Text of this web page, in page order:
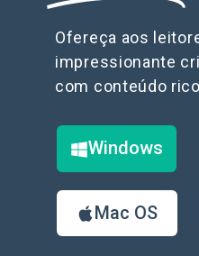
Ofereça aos
impressionante
com conteúdo
Windows
Mac OS